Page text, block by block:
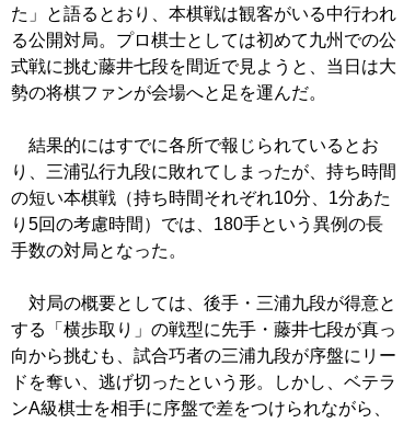
た」と語るとおり、本棋戦は観客がいる中行われ
る公開対局。プロ棋士としては初めて九州での公
式戦に挑む藤井七段を間近で見ようと、当日は大
勢の将棋ファンが会場へと足を運んだ。
結果的にはすでに各所で報じられているとお
り、三浦弘行九段に敗れてしまったが、持ち時間
の短い本棋戦（持ち時間それぞれ10分、1分あた
り5回の考慮時間）では、180手という異例の長
手数の対局となった。
対局の概要としては、後手・三浦九段が得意と
する「横歩取り」の戦型に先手・藤井七段が真っ
向から挑むも、試合巧者の三浦九段が序盤にリー
ドを奪い、逃げ切ったという形。しかし、ベテラ
ンA級棋士を相手に序盤で差をつけられながら、